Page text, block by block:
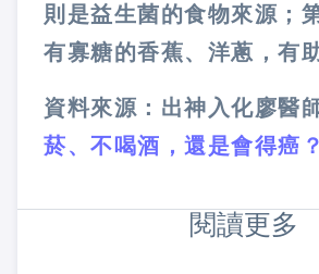
則是益生菌的食物來源；
有寡糖的香蕉、洋蔥，有
資料來源：出神入化廖醫
菸、不喝酒，還是會得癌？
閱讀更多